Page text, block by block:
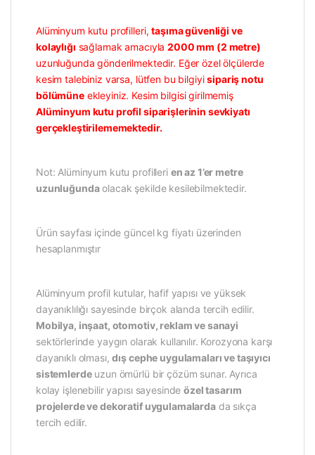
Alüminyum kutu profilleri,taşıma güvenliği ve
kolaylığı sağlamak amacıyla2000 mm (2 metre)
uzunluğunda gönderilmektedir. Eğer özel ölçülerde
kesim talebiniz varsa, lütfen bu bilgiyisipariş notu
bölümüneekleyiniz. Kesim bilgisi girilmemiş
Alüminyum kutu profil siparişlerinin sevkiyatı
gerçekleştirilememektedir.
Not: Alüminyum kutu profilleri en az 1’er metre
uzunluğundaolacak şekilde kesilebilmektedir.
Ürün sayfası içinde güncel kg fiyatı üzerinden
hesaplanmıştır
Alüminyum profil kutular, hafif yapısı ve yüksek
dayanıklılığı sayesinde birçok alanda tercih edilir.
Mobilya, inşaat, otomotiv, reklam ve sanayi
sektörlerinde yaygın olarak kullanılır. Korozyona karşı
dayanıklı olması,dış cephe uygulamaları ve taşıyıcı
sistemlerdeuzun ömürlü bir çözüm sunar. Ayrıca
kolay işlenebilir yapısı sayesindeözel tasarım
projelerde ve dekoratif uygulamalardada sıkça
tercih edilir.